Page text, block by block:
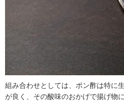
組み合わせとしては、ポン酢は特に
が良く、その酸味のおかげで揚げ物